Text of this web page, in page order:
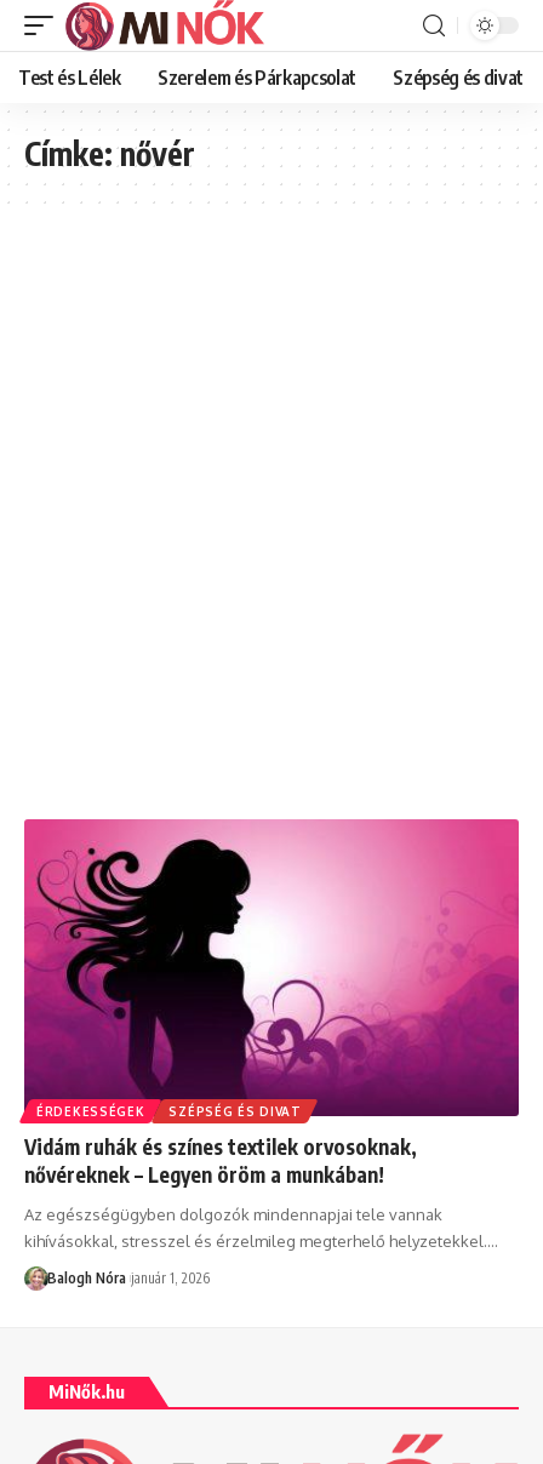
Test és Lélek Szerelem és Párkapcsolat Szépség és divat
Címke:nővér
ÉRDEKESSÉGEK SZÉPSÉG ÉS DIVAT
Vidám ruhák és színes textilek orvosoknak,
nővéreknek – Legyen öröm a munkában!
Az egészségügyben dolgozók mindennapjai tele vannak
kihívásokkal, stresszel és érzelmileg megterhelő helyzetekkel.…
Balogh Nóra január 1, 2026
MiNők.hu